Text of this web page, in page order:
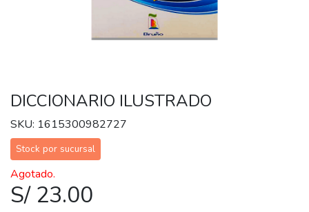
DICCIONARIO ILUSTRADO
SKU: 1615300982727
Stock por sucursal
Agotado.
S/ 23.00